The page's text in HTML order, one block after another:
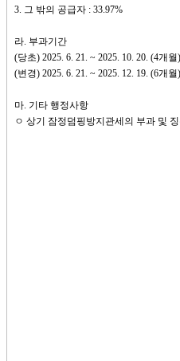
3. 그 밖의 공급자 : 33.97%
라. 부과기간
(당초) 2025. 6. 21. ~ 2025. 10. 20. (4개월)
(변경) 2025. 6. 21. ~ 2025. 12. 19. (6개월)
마. 기타 행정사항
ㅇ 상기 잠정덤핑방지관세의 부과 및